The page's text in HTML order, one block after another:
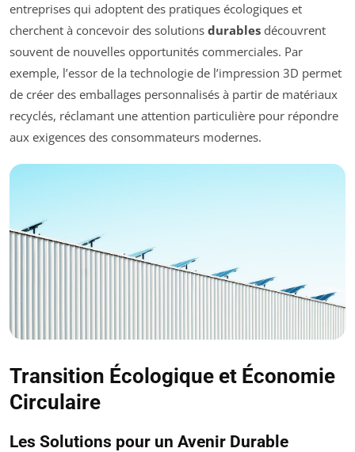
entreprises qui adoptent des pratiques écologiques et
cherchent à concevoir des solutions durables découvrent
souvent de nouvelles opportunités commerciales. Par
exemple, l’essor de la technologie de l’impression 3D permet
de créer des emballages personnalisés à partir de matériaux
recyclés, réclamant une attention particulière pour répondre
aux exigences des consommateurs modernes.
Transition Écologique et Économie
Circulaire
Les Solutions pour un Avenir Durable